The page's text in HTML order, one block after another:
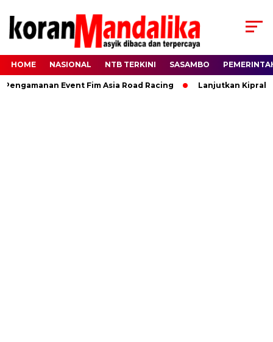
HOME NASIONAL NTB TERKINI SASAMBO
Event Fim Asia Road Racing Lanjutkan Kiprah